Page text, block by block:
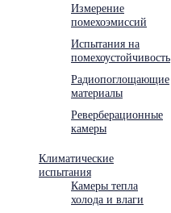
Измерение
помехоэмиссий
Испытания на
помехоустойчивость
Радиопоглощающие
материалы
Реверберационные
камеры
Климатические
испытания
Камеры тепла
холода и влаги